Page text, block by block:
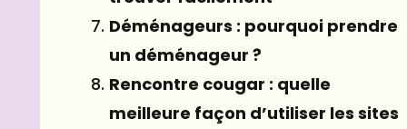
Déménageurs : pourquoi prendre
un déménageur ?
Rencontre cougar : quelle
meilleure façon d’utiliser les sites